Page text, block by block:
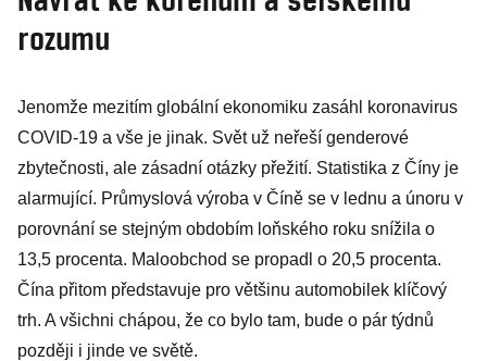
rozumu
Jenomže mezitím globální ekonomiku zasáhl koronavirus
COVID-19 a vše je jinak. Svět už neřeší genderové
zbytečnosti, ale zásadní otázky přežití. Statistika z Číny je
alarmující. Průmyslová výroba v Číně se v lednu a únoru v
porovnání se stejným obdobím loňského roku snížila o
13,5 procenta. Maloobchod se propadl o 20,5 procenta.
Čína přitom představuje pro většinu automobilek klíčový
trh. A všichni chápou, že co bylo tam, bude o pár týdnů
později i jinde ve světě.